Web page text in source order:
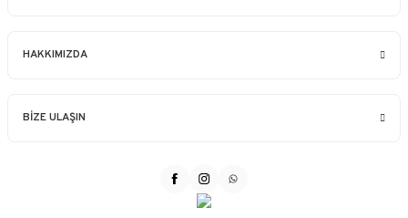
HAKKIMIZDA
BİZE ULAŞIN